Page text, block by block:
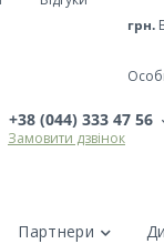
грн.
+38 (044) 333 47 56
Замовити дзвінок
Партнери